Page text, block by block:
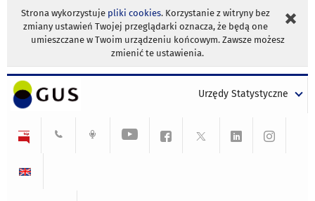
Strona wykorzystuje pliki cookies. Korzystanie z witryny bez
zmiany ustawień Twojej przeglądarki oznacza, że będą one
umieszczane w Twoim urządzeniu końcowym. Zawsze możesz
zmienić te ustawienia.
Urzędy Statystyczne